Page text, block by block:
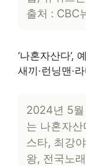
출처 : CBC
‘나혼자산다’,
새끼·런닝맨·
2024년 5월
는 나혼자
스타, 최강
왕, 전국노